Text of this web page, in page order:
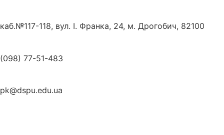
каб.№117-118, вул. І. Франка, 24, м. Дрогобич, 82100
(098) 77-51-483
pk@dspu.edu.ua